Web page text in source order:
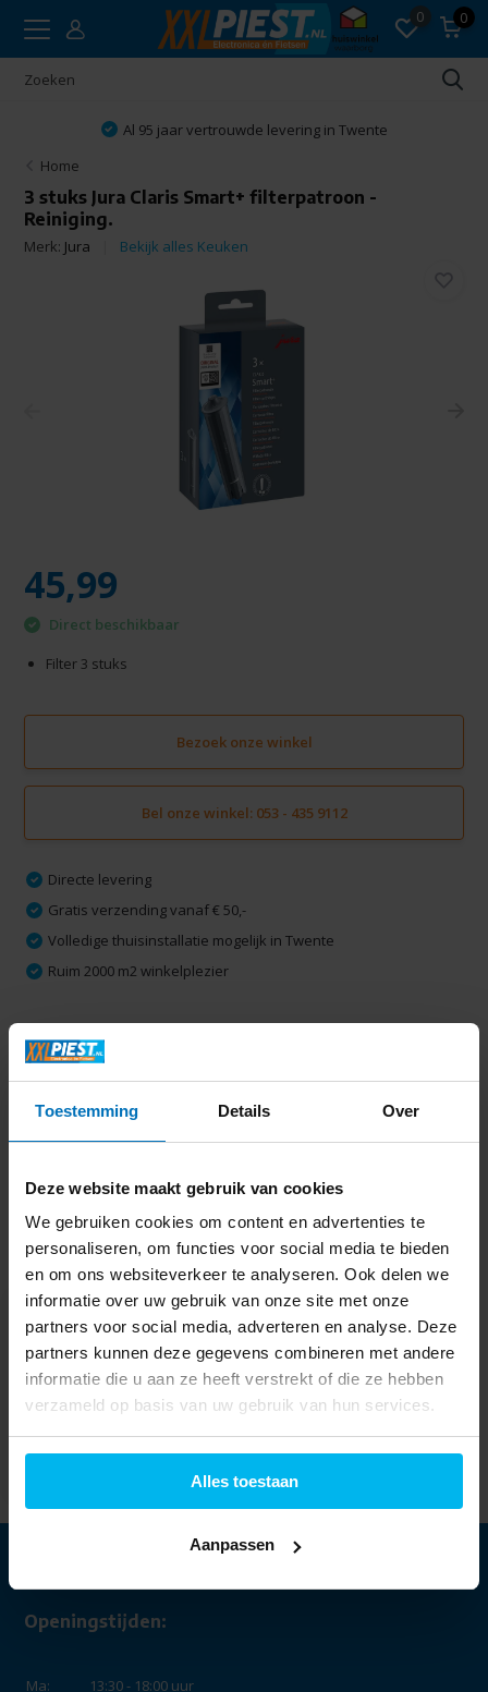
Toestemming Details Over
Deze website maakt gebruik van cookies
We gebruiken cookies om content en advertenties te
personaliseren, om functies voor social media te bieden
en om ons websiteverkeer te analyseren. Ook delen we
informatie over uw gebruik van onze site met onze
partners voor social media, adverteren en analyse. Deze
partners kunnen deze gegevens combineren met andere
informatie die u aan ze heeft verstrekt of die ze hebben
verzameld op basis van uw gebruik van hun services.
Alles toestaan
Aanpassen
0 0
Al 95 jaar vertrouwde levering in Twente
Home
3 stuks Jura Claris Smart+ filterpatroon -
Reiniging.
Merk: Jura Bekijk alles Keuken
45,99
Direct beschikbaar
Filter 3 stuks
Bezoek onze winkel
Bel onze winkel: 053 - 435 9112
Directe levering
Gratis verzending vanaf € 50,-
Volledige thuisinstallatie mogelijk in Twente
Ruim 2000 m2 winkelplezier
Productomschrijving
Specificaties
Delen
Laatst bekeken
3 stuks Jura Claris
Openingstijden:
Ma:
13:30 - 18:00 uur